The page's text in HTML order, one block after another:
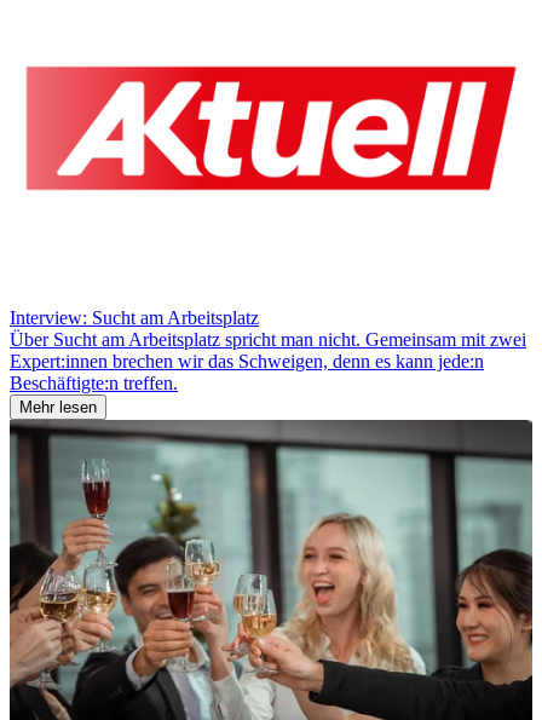
Interview: Sucht am Arbeitsplatz
Über Sucht am Arbeitsplatz spricht man nicht. Gemeinsam mit zwei
Expert:innen brechen wir das Schweigen, denn es kann jede:n
Beschäftigte:n treffen.
Mehr lesen